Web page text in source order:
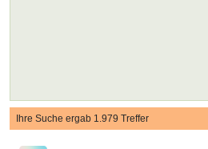
Ihre Suche ergab 1.979 Treffer